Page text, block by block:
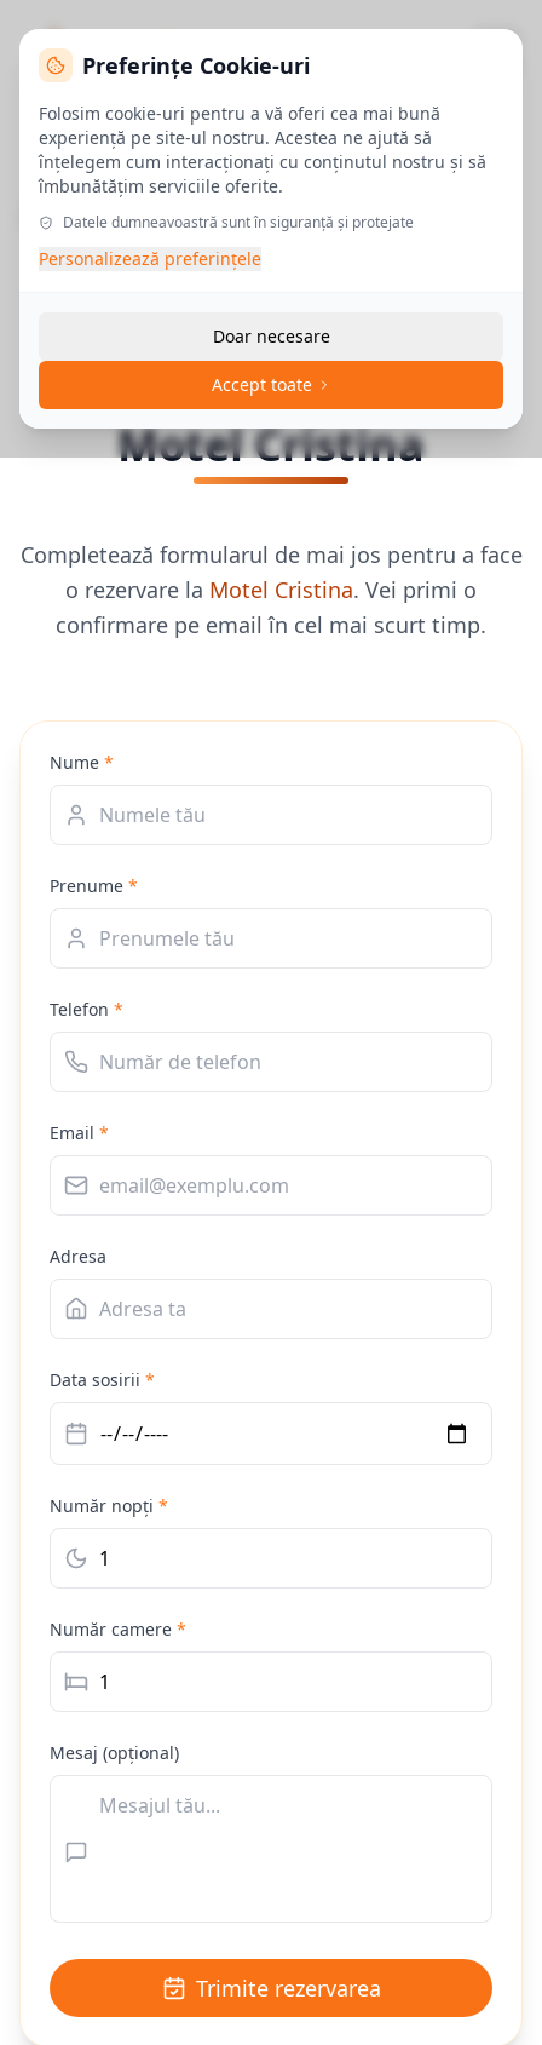
Înapoi la Complex Cristina
Acasă
Oferte
Înapoi laMotel Cristina
Rezervare pentru
Motel Cristina
Completează formularul de mai jos pentru a face
o rezervare la Motel Cristina. Vei primi o
confirmare pe email în cel mai scurt timp.
Nume *
Prenume *
Telefon *
Email *
Adresa
Data sosirii *
Număr nopți *
Număr camere *
Mesaj (opțional)
Trimite rezervarea
Preferințe Cookie-uri
Folosim cookie-uri pentru a vă oferi cea mai bună
experiență pe site-ul nostru. Acestea ne ajută să
înțelegem cum interacționați cu conținutul nostru și să
îmbunătățim serviciile oferite.
Datele dumneavoastră sunt în siguranță și protejate
Personalizează preferințele
Doar necesare
Accept toate